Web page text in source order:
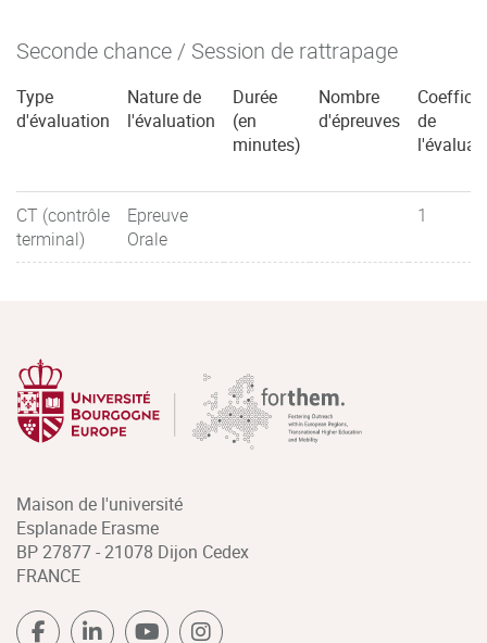
Seconde chance / Session de rattrapage
Type
d'évaluation
Nature de
l'évaluation
Durée
(en
minutes)
Nombre
d'épreuves
de
CT (contrôle
terminal)
Epreuve
Orale
1
Maison de l'université
Esplanade Erasme
BP 27877 - 21078 Dijon Cedex
FRANCE